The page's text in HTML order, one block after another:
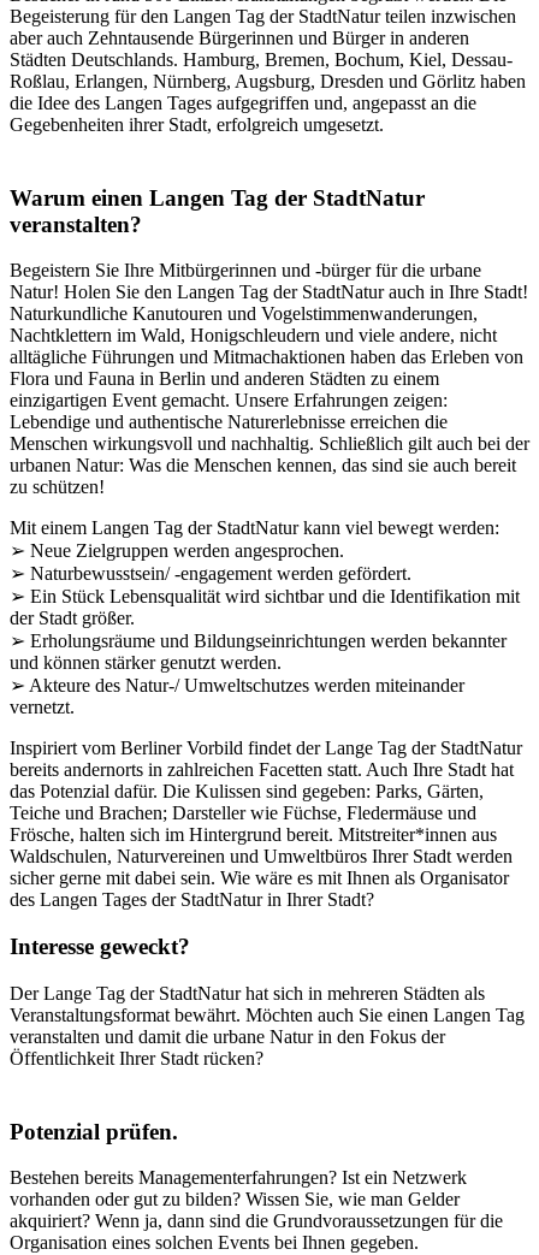
Begeisterung für den Langen Tag der StadtNatur teilen inzwischen
aber auch Zehntausende Bürgerinnen und Bürger in anderen
Städten Deutschlands. Hamburg, Bremen, Bochum, Kiel, Dessau-
Roßlau, Erlangen, Nürnberg, Augsburg, Dresden und Görlitz haben
die Idee des Langen Tages aufgegriffen und, angepasst an die
Gegebenheiten ihrer Stadt, erfolgreich umgesetzt.
Warum einen Langen Tag der StadtNatur
veranstalten?
Begeistern Sie Ihre Mitbürgerinnen und -bürger für die urbane
Natur! Holen Sie den Langen Tag der StadtNatur auch in Ihre Stadt!
Naturkundliche Kanutouren und Vogelstimmenwanderungen,
Nachtklettern im Wald, Honigschleudern und viele andere, nicht
alltägliche Führungen und Mitmachaktionen haben das Erleben von
Flora und Fauna in Berlin und anderen Städten zu einem
einzigartigen Event gemacht. Unsere Erfahrungen zeigen:
Lebendige und authentische Naturerlebnisse erreichen die
Menschen wirkungsvoll und nachhaltig. Schließlich gilt auch bei der
urbanen Natur: Was die Menschen kennen, das sind sie auch bereit
zu schützen!
Mit einem Langen Tag der StadtNatur kann viel bewegt werden:
➢ Neue Zielgruppen werden angesprochen.
➢ Naturbewusstsein/ -engagement werden gefördert.
➢ Ein Stück Lebensqualität wird sichtbar und die Identifikation mit
der Stadt größer.
➢ Erholungsräume und Bildungseinrichtungen werden bekannter
und können stärker genutzt werden.
➢ Akteure des Natur-/ Umweltschutzes werden miteinander
vernetzt.
Inspiriert vom Berliner Vorbild findet der Lange Tag der StadtNatur
bereits andernorts in zahlreichen Facetten statt. Auch Ihre Stadt hat
das Potenzial dafür. Die Kulissen sind gegeben: Parks, Gärten,
Teiche und Brachen; Darsteller wie Füchse, Fledermäuse und
Frösche, halten sich im Hintergrund bereit. Mitstreiter*innen aus
Waldschulen, Naturvereinen und Umweltbüros Ihrer Stadt werden
sicher gerne mit dabei sein. Wie wäre es mit Ihnen als Organisator
des Langen Tages der StadtNatur in Ihrer Stadt?
Interesse geweckt?
Der Lange Tag der StadtNatur hat sich in mehreren Städten als
Veranstaltungsformat bewährt. Möchten auch Sie einen Langen Tag
veranstalten und damit die urbane Natur in den Fokus der
Öffentlichkeit Ihrer Stadt rücken?
Potenzial prüfen.
Bestehen bereits Managementerfahrungen? Ist ein Netzwerk
vorhanden oder gut zu bilden? Wissen Sie, wie man Gelder
akquiriert? Wenn ja, dann sind die Grundvoraussetzungen für die
Organisation eines solchen Events bei Ihnen gegeben.